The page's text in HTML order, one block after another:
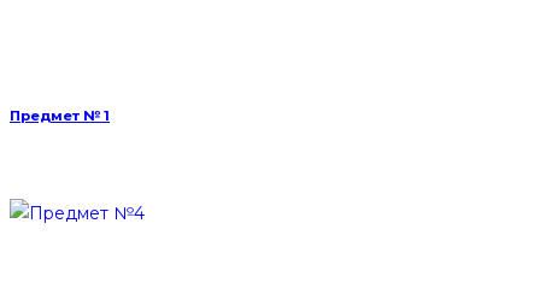
Предмет № 1